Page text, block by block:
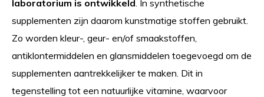
laboratorium is ontwikkeld. In synthetische
supplementen zijn daarom kunstmatige stoffen gebruikt.
Zo worden kleur-, geur- en/of smaakstoffen,
antiklontermiddelen en glansmiddelen toegevoegd om de
supplementen aantrekkelijker te maken. Dit in
tegenstelling tot een natuurlijke vitamine, waarvoor